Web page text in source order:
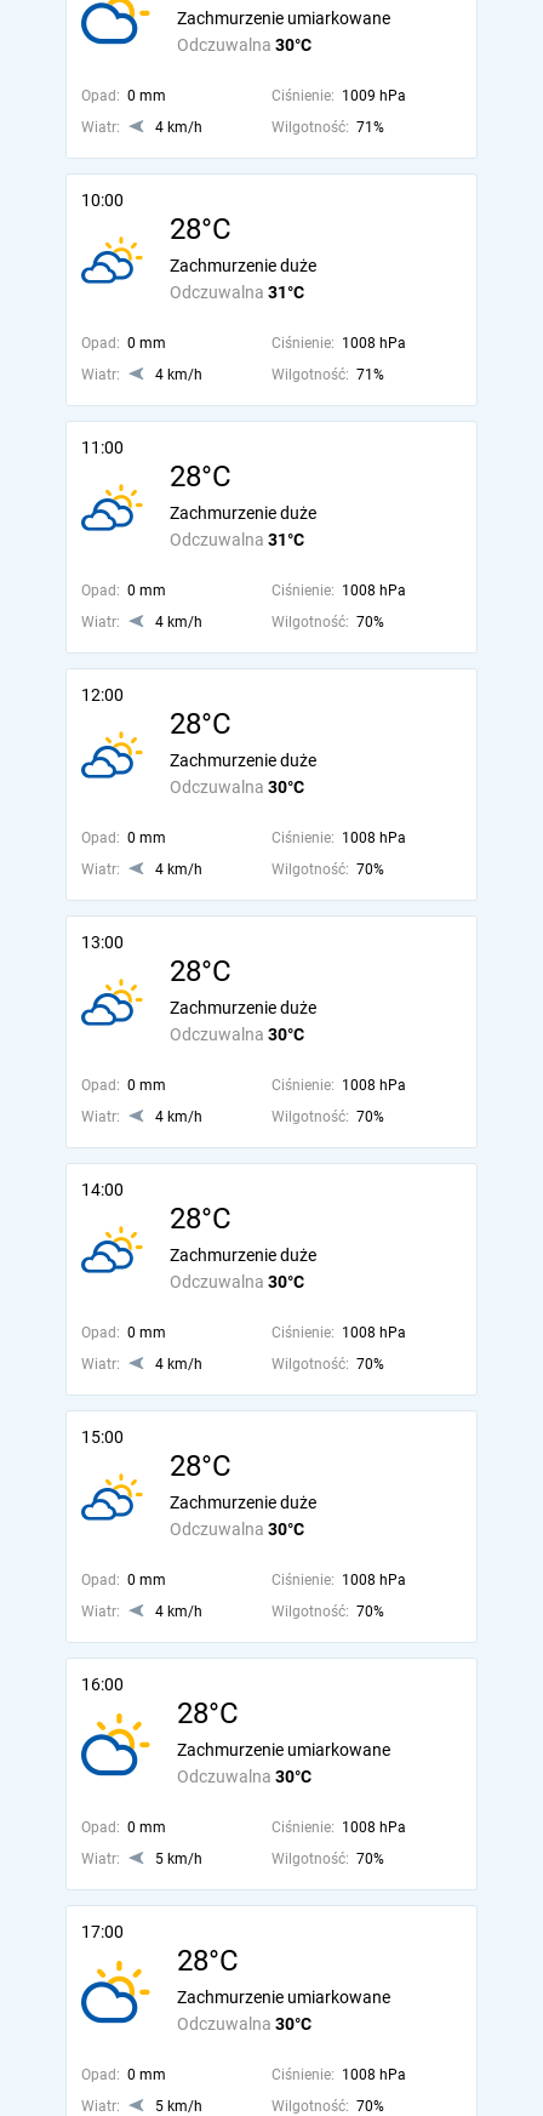
Odczuwalna 30°C
Zachmurzenie umiarkowane
Opad: 0 mm Ciśnienie: 1009 hPa
Wiatr:
4 km/h Wilgotność: 71%
10:00
28°C
Odczuwalna 31°C
Zachmurzenie duże
Opad: 0 mm Ciśnienie: 1008 hPa
Wiatr:
4 km/h Wilgotność: 71%
11:00
28°C
Odczuwalna 31°C
Zachmurzenie duże
Opad: 0 mm Ciśnienie: 1008 hPa
Wiatr:
4 km/h Wilgotność: 70%
12:00
28°C
Odczuwalna 30°C
Zachmurzenie duże
Opad: 0 mm Ciśnienie: 1008 hPa
Wiatr:
4 km/h Wilgotność: 70%
13:00
28°C
Odczuwalna 30°C
Zachmurzenie duże
Opad: 0 mm Ciśnienie: 1008 hPa
Wiatr:
4 km/h Wilgotność: 70%
14:00
28°C
Odczuwalna 30°C
Zachmurzenie duże
Opad: 0 mm Ciśnienie: 1008 hPa
Wiatr:
4 km/h Wilgotność: 70%
15:00
28°C
Odczuwalna 30°C
Zachmurzenie duże
Opad: 0 mm Ciśnienie: 1008 hPa
Wiatr:
4 km/h Wilgotność: 70%
16:00
28°C
Odczuwalna 30°C
Zachmurzenie umiarkowane
Opad: 0 mm Ciśnienie: 1008 hPa
Wiatr:
5 km/h Wilgotność: 70%
17:00
28°C
Odczuwalna 30°C
Zachmurzenie umiarkowane
Opad: 0 mm Ciśnienie: 1008 hPa
Wiatr:
5 km/h Wilgotność: 70%